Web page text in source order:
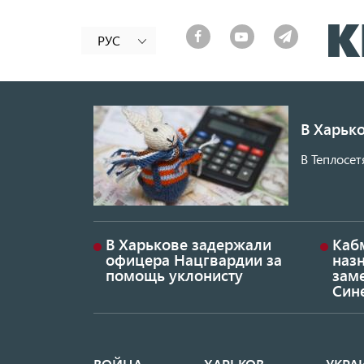
РУС
В
В
В Харькове задержали
офицера Нацгвардии за
помощь уклонисту